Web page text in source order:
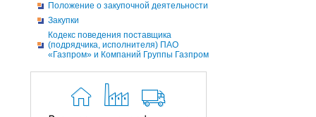
Положение о закупочной деятельности
Закупки
Кодекс поведения поставщика
(подрядчика, исполнителя) ПАО
«Газпром» и Компаний Группы Газпром